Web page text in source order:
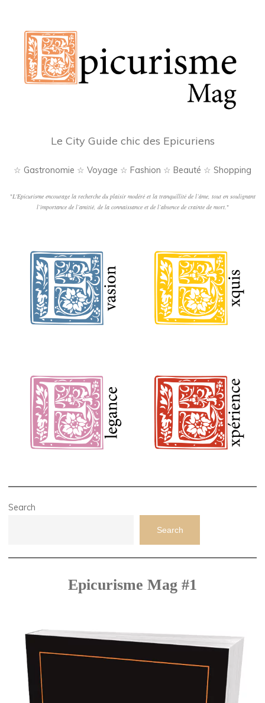
Le City Guide chic des Epicuriens
☆ Gastronomie ☆ Voyage ☆ Fashion ☆ Beauté ☆ Shopping
"L'Epicurisme encourage la recherche du plaisir modéré et la tranquillité de l’âme, tout en soulignant
l’importance de l’amitié, de la connaissance et de l’absence de crainte de mort."
Search
Search
Epicurisme Mag #1